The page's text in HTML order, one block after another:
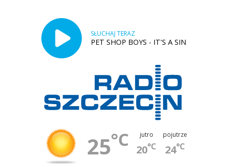
SŁUCHAJ TERAZ
PET SHOP BOYS - IT'S A SIN
25°C jutro
20°C
pojutrze
24°C